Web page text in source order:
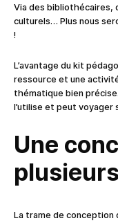
Via des bibliothécaires,
culturels… Plus nous
!
L’avantage du kit
ressource et une
thématique bien
l’utilise et peut
Une
La trame de conception